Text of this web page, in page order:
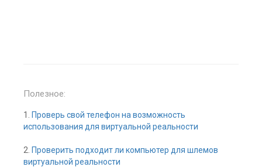
Полезное:
1.
Проверь свой телефон на возможность
использования для виртуальной реальности
2. Проверить подходит ли компьютер для шлемов
виртуальной реальности